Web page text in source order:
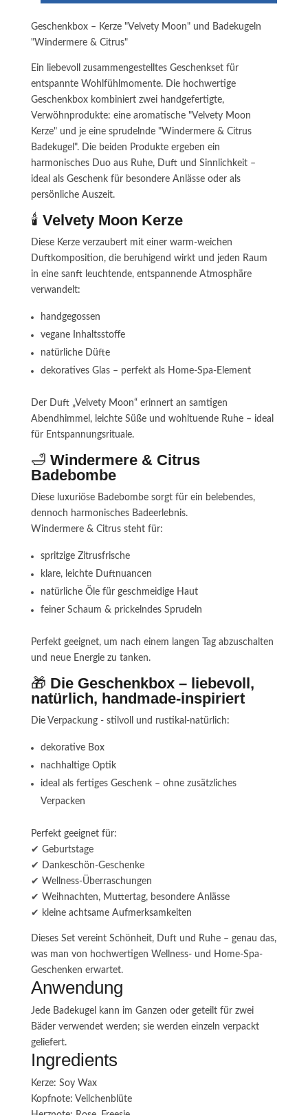
Geschenkbox – Kerze "Velvety Moon" und Badekugeln
"Windermere & Citrus"
Ein liebevoll zusammengestelltes Geschenkset für
entspannte Wohlfühlmomente. Die hochwertige
Geschenkbox kombiniert zwei handgefertigte,
Verwöhnprodukte: eine aromatische "Velvety Moon
Kerze" und je eine sprudelnde "Windermere & Citrus
Badekugel". Die beiden Produkte ergeben ein
harmonisches Duo aus Ruhe, Duft und Sinnlichkeit –
ideal als Geschenk für besondere Anlässe oder als
persönliche Auszeit.
🕯 Velvety Moon Kerze
Diese Kerze verzaubert mit einer warm-weichen
Duftkomposition, die beruhigend wirkt und jeden Raum
in eine sanft leuchtende, entspannende Atmosphäre
verwandelt:
handgegossen
vegane Inhaltsstoffe
natürliche Düfte
dekoratives Glas – perfekt als Home-Spa-Element
Der Duft „Velvety Moon“ erinnert an samtigen
Abendhimmel, leichte Süße und wohltuende Ruhe – ideal
für Entspannungsrituale.
🛁 Windermere & Citrus
Badebombe
Diese luxuriöse Badebombe sorgt für ein belebendes,
dennoch harmonisches Badeerlebnis.
Windermere & Citrus steht für:
spritzige Zitrusfrische
klare, leichte Duftnuancen
natürliche Öle für geschmeidige Haut
feiner Schaum & prickelndes Sprudeln
Perfekt geeignet, um nach einem langen Tag abzuschalten
und neue Energie zu tanken.
🎁 Die Geschenkbox – liebevoll,
natürlich, handmade-inspiriert
Die Verpackung - stilvoll und rustikal-natürlich:
dekorative Box
nachhaltige Optik
ideal als fertiges Geschenk – ohne zusätzliches
Verpacken
Perfekt geeignet für:
✔ Geburtstage
✔ Dankeschön-Geschenke
✔ Wellness-Überraschungen
✔ Weihnachten, Muttertag, besondere Anlässe
✔ kleine achtsame Aufmerksamkeiten
Dieses Set vereint Schönheit, Duft und Ruhe – genau das,
was man von hochwertigen Wellness- und Home-Spa-
Geschenken erwartet.
Anwendung
Jede Badekugel kann im Ganzen oder geteilt für zwei
Bäder verwendet werden; sie werden einzeln verpackt
geliefert.
Ingredients
Kerze: Soy Wax
Kopfnote: Veilchenblüte